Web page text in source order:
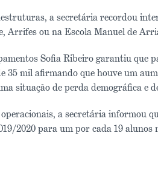
a secretária recordou
Arrifes ou na Escola Manuel de
Sofia Ribeiro garantiu que
35 mil afirmando que houve um
situação de perda demográfica e
a secretária informou
2020 para um por cada 19 alunos